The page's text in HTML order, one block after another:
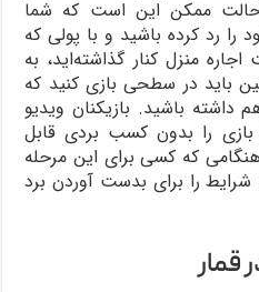
حالت ممکن این است که شما
رد کرده باشید و با پولی که
منزل کنار گذاشته‌اید، به
باید در سطحی بازی کنید که
باشید. بازیکنان ویدیو
بازی را بدون کسب بردی قابل
که کسی برای این مرحله
شرایط را برای بدست آوردن برد